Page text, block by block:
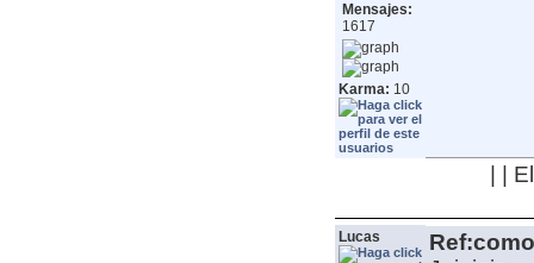
Mensajes:
1617
Karma: 10
| |
Lucas